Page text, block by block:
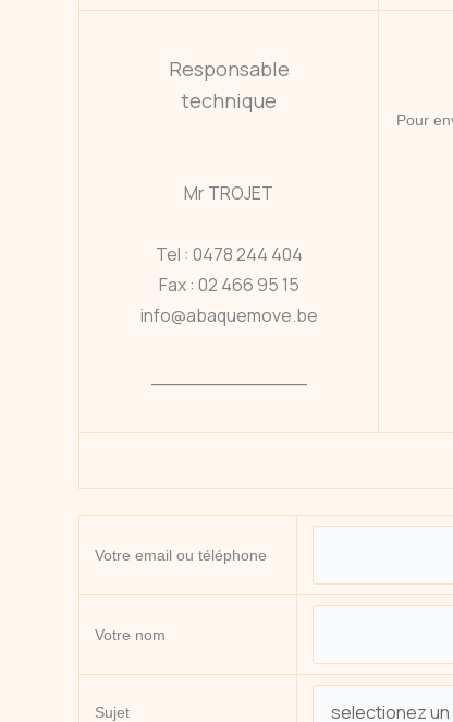
Responsable
technique
Mr TROJET
Tel : 0478 244 404
Fax : 02 466 95 15
info@abaquemove.be
Pour
Votre email ou téléphone
Votre nom
Sujet